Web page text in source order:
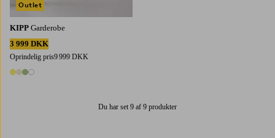
KIPP Garderobe
3 999 DKK
Oprindelig pris9 999 DKK
4 farver
Outlet
Du har set 9 af 9 produkter